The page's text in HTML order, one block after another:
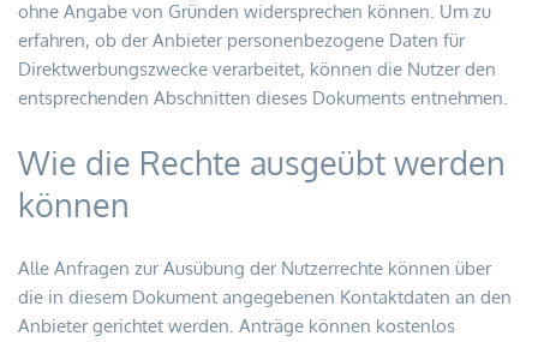
ohne Angabe von Gründen widersprechen können. Um zu
erfahren, ob der Anbieter personenbezogene Daten für
Direktwerbungszwecke verarbeitet, können die Nutzer den
entsprechenden Abschnitten dieses Dokuments entnehmen.
Wie die Rechte ausgeübt werden
können
Alle Anfragen zur Ausübung der Nutzerrechte können über
die in diesem Dokument angegebenen Kontaktdaten an den
Anbieter gerichtet werden. Anträge können kostenlos